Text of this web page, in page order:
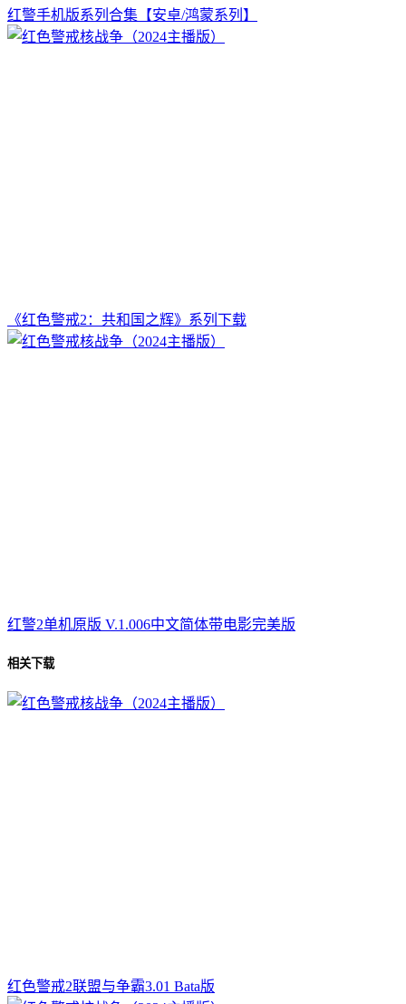
红警手机版系列合集【安卓/鸿蒙系列】
《红色警戒2：共和国之辉》系列下载
红警2单机原版 V.1.006中文简体带电影完美版
相关下载
红色警戒2联盟与争霸3.01 Bata版